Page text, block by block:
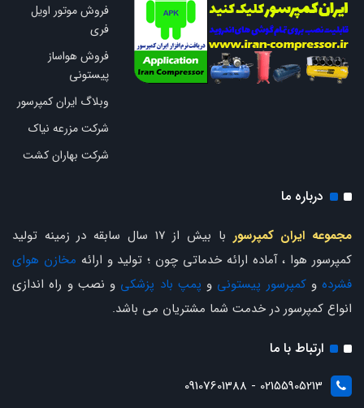
فروش موتور اویل
فری
فروش هواساز
پیستونی
وبلاگ ایران کمپرسور
شرکت مزرعه نیاک
شرکت بهاران کشت
درباره ما
مجموعه ایران کمپرسور
با بیش از 17 سال سابقه در زمینه تولید
کمپرسور هوا ، آماده ارائه خدماتی چون ؛ تولید و ارائه مخازن هوای
فشرده وکمپرسور پیستونی و پمپ باد پزشکی و نصب و راه اندازی
انواع کمپرسور در خدمت شما مشتریان می باشد.
ارتباط با ما
02155905213 - 09107601388